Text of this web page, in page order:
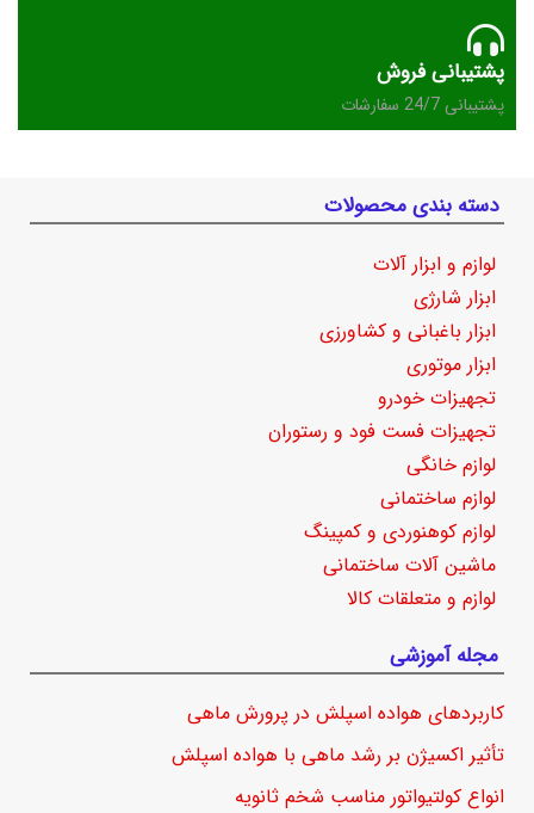
پشتیبانی فروش
پشتیبانی 24/7 سفارشات
دسته بندی محصولات
لوازم و ابزار آلات
ابزار شارژی
ابزار باغبانی و کشاورزی
ابزار موتوری
تجهیزات خودرو
تجهیزات فست فود و رستوران
لوازم خانگی
لوازم ساختمانی
لوازم کوهنوردی و کمپینگ
ماشین آلات ساختمانی
لوازم و متعلقات کالا
مجله آموزشی
کاربردهای هواده اسپلش در پرورش ماهی
تأثیر اکسیژن بر رشد ماهی با هواده اسپلش
انواع کولتیواتور مناسب شخم ثانویه